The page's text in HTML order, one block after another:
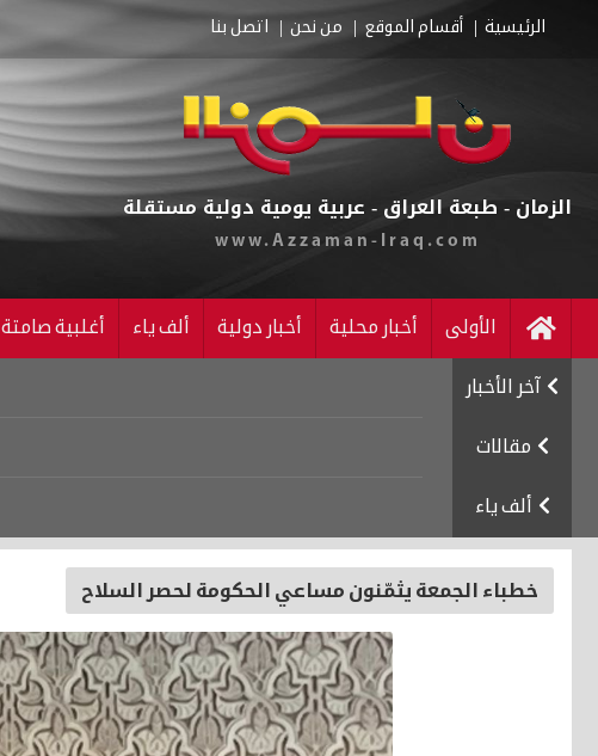
الرئيسية أقسام الموقع من نحن اتصل بنا
الزمان - طبعة العراق - عربية يومية دولية مستقلة
www.Azzaman-Iraq.com
الأولى أخبار محلية أخبار دولية ألف ياء أغلبية صامتة
آخر الأخبار
مقالات
ألف ياء
خطباء الجمعة يثمّنون مساعي الحكومة لحصر السلاح